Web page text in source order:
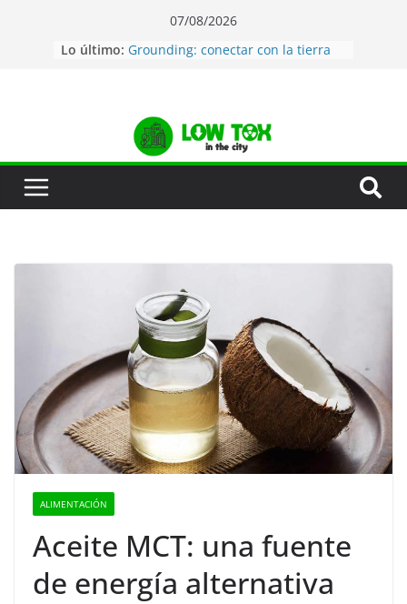
07/08/2026
Lo último: Grounding: conectar con la tierra
natural
Jabón de lavavajillas natural
Auditoría de tóxicos en tu hogar
ALIMENTACIÓN
Aceite MCT: una fuente
de energía alternativa